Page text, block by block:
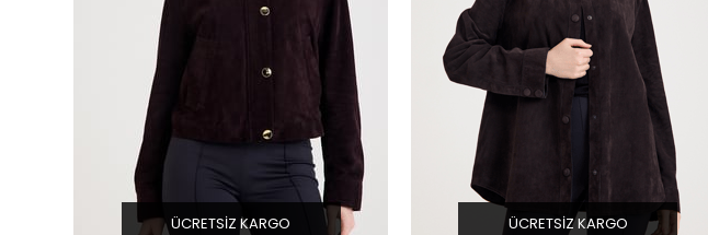
ÜCRETSIZ KARGO ÜCRETSIZ KARGO